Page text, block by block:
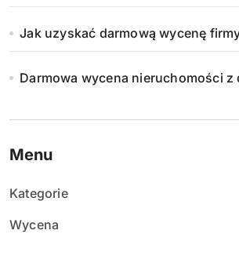
Jak uzyskać darmową wycenę
Darmowa wycena nieruchomości z
Menu
Kategorie
Wycena